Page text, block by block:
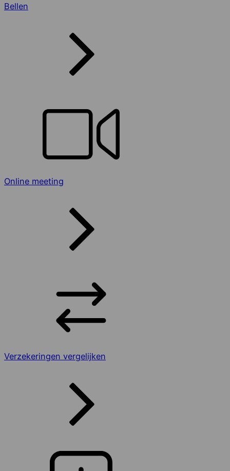
Bellen
Online meeting
Verzekeringen vergelijken